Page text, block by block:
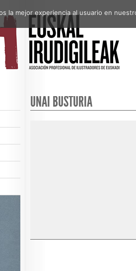
UNAI BUSTURIA
la mejor experiencia al usuario en